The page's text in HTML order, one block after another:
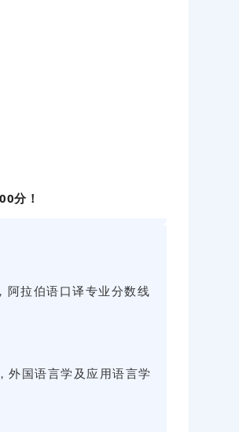
分！
拉伯语口译专业分数线
国语言学及应用语言学